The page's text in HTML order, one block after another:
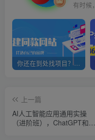
有时候
你还在到处找项目？还在当韭菜？我靠网创资源站一个月赚5万+，曾经我也是个失败者。
上一篇
AI人工智能应用通用实操
（进阶班），ChatGPT和AI